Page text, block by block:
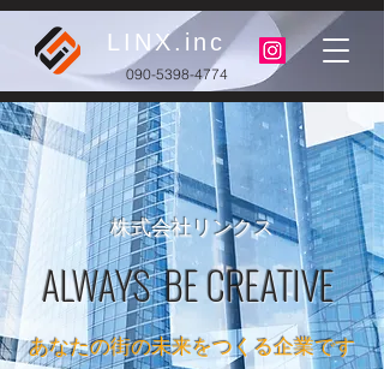
LINX.inc
090-5398-4774
ALWAYS BE CREATIVE
​あなたの街の未来をつくる企業です
​株式会社リンクス